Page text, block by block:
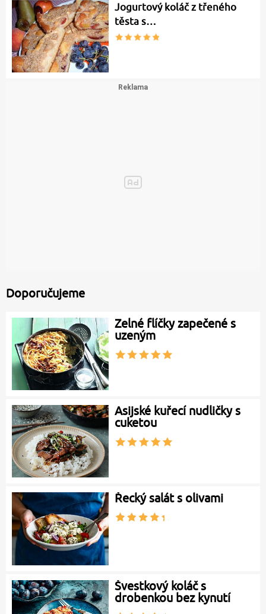
Jogurtový koláč z třeného
těsta s…
Doporučujeme
Zelné flíčky zapečené s
uzeným
Asijské kuřecí nudličky s
cuketou
Řecký salát s olivami
Švestkový koláč s
drobenkou bez kynutí